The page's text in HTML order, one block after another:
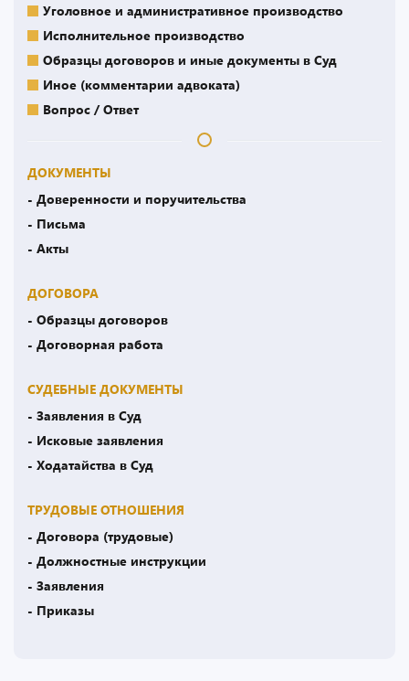
Уголовное и административное производство
Исполнительное производство
Образцы договоров и иные документы в Суд
Иное (комментарии адвоката)
Вопрос / Ответ
ДОКУМЕНТЫ
- Доверенности и поручительства
- Письма
- Акты
ДОГОВОРА
- Образцы договоров
- Договорная работа
СУДЕБНЫЕ ДОКУМЕНТЫ
- Заявления в Суд
- Исковые заявления
- Ходатайства в Суд
ТРУДОВЫЕ ОТНОШЕНИЯ
- Договора (трудовые)
- Должностные инструкции
- Заявления
- Приказы